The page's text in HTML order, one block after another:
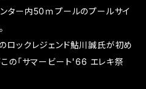
ター内50ｍプールのプールサイ
ックレジェンド鮎川誠氏が初め
の「サマービート'66 エレキ祭